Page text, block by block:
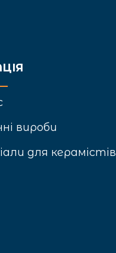
вироби
для керамістів